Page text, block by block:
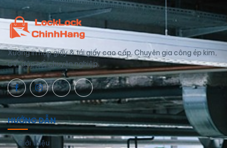
Xưởng in hộp giấy & túi giấy cao cấp. Chuyên gia công ép kim,
UV, dập nổi chuyên nghiệp.
HƯỚNG DẪN
Giới thiệu